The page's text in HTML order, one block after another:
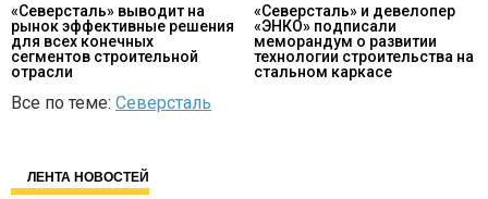
«Северсталь» выводит на
рынок эффективные решения
для всех конечных
сегментов строительной
отрасли
«Северсталь» и девелопер
«ЭНКО» подписали
меморандум о развитии
технологии строительства на
стальном каркасе
Все по теме: Северсталь
ЛЕНТА НОВОСТЕЙ